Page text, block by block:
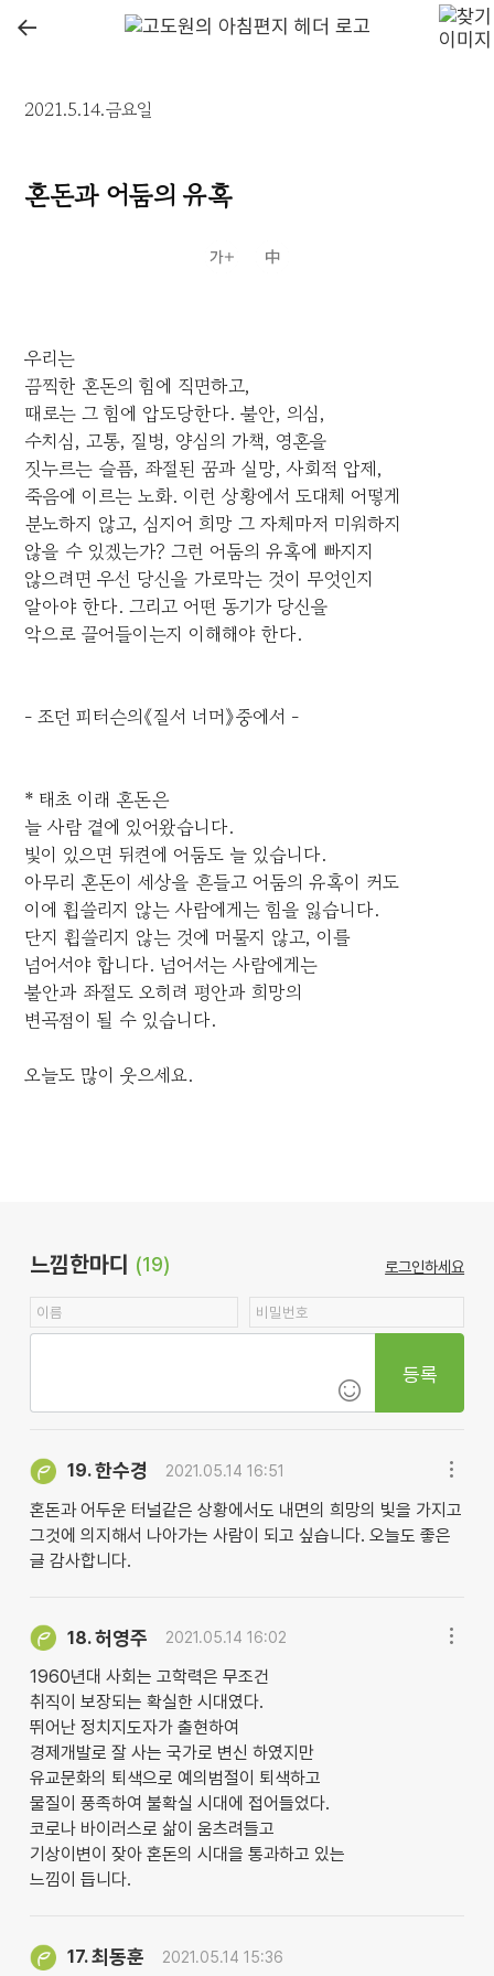
←
2021.5.14.금요일
혼돈과 어둠의 유혹
우리는
끔찍한 혼돈의 힘에 직면하고,
때로는 그 힘에 압도당한다. 불안, 의심,
수치심, 고통, 질병, 양심의 가책, 영혼을
짓누르는 슬픔, 좌절된 꿈과 실망, 사회적 압제,
죽음에 이르는 노화. 이런 상황에서 도대체 어떻게
분노하지 않고, 심지어 희망 그 자체마저 미워하지
않을 수 있겠는가? 그런 어둠의 유혹에 빠지지
않으려면 우선 당신을 가로막는 것이 무엇인지
알아야 한다. 그리고 어떤 동기가 당신을
악으로 끌어들이는지 이해해야 한다.
- 조던 피터슨의《질서 너머》중에서 -
* 태초 이래 혼돈은
늘 사람 곁에 있어왔습니다.
빛이 있으면 뒤켠에 어둠도 늘 있습니다.
아무리 혼돈이 세상을 흔들고 어둠의 유혹이 커도
이에 휩쓸리지 않는 사람에게는 힘을 잃습니다.
단지 휩쓸리지 않는 것에 머물지 않고, 이를
넘어서야 합니다. 넘어서는 사람에게는
불안과 좌절도 오히려 평안과 희망의
변곡점이 될 수 있습니다.
오늘도 많이 웃으세요.
느낌한마디 (19) 로그인하세요
등록
19.한수경 2021.05.14 16:51
혼돈과 어두운 터널같은 상황에서도 내면의 희망의 빛을 가지고
그것에 의지해서 나아가는 사람이 되고 싶습니다. 오늘도 좋은
글 감사합니다.
18.허영주 2021.05.14 16:02
1960년대 사회는 고학력은 무조건
취직이 보장되는 확실한 시대였다.
뛰어난 정치지도자가 출현하여
경제개발로 잘 사는 국가로 변신 하였지만
유교문화의 퇴색으로 예의범절이 퇴색하고
물질이 풍족하여 불확실 시대에 접어들었다.
코로나 바이러스로 삶이 움츠려들고
기상이변이 잦아 혼돈의 시대을 통과하고 있는
느낌이 듭니다.
17.최동훈 2021.05.14 15:36